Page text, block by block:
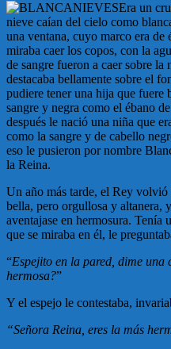
Era un
nieve caían del cielo como
una ventana, cuyo marco era de
miraba caer los copos, con la
de sangre fueron a caer sobre la
destacaba bellamente sobre el
pudiere tener una hija que fuere
sangre y negra como el ébano
después le nació una niña que
como la sangre y de cabello
eso le pusieron por nombre
la Reina.
Un año más tarde, el Rey volvió
bella, pero orgullosa y altanera,
aventajase en hermosura. Tenía
que se miraba en él, le
“Espejito en la pared, dime una
hermosa?”
Y el espejo le contestaba,
“Señora Reina, eres la más